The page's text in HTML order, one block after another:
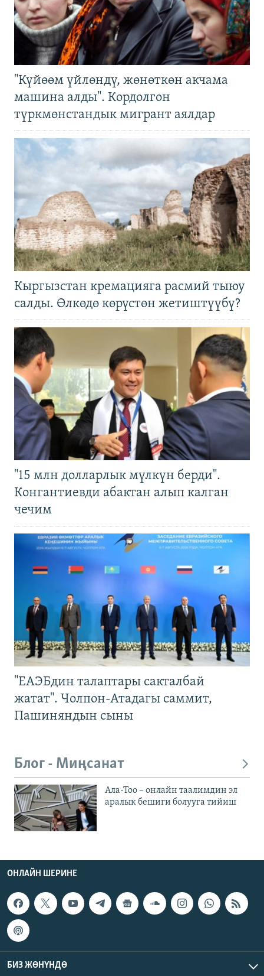
"Күйөөм үйлөндү, жөнөткөн акчама
машина алды". Кордолгон
түркмөнстандык мигрант аялдар
Кыргызстан кремацияга расмий тыюу
салды. Өлкөдө көрүстөн жетиштүүбү?
"15 млн долларлык мүлкүн берди".
Конгантиевди абактан алып калган
чечим
"ЕАЭБдин талаптары сакталбай
жатат". Чолпон-Атадагы саммит,
Пашиняндын сыны
Блог - Миңсанат
Ала-Тоо – онлайн таалимдин эл
аралык бешиги болууга тийиш
ОНЛАЙН ШЕРИНЕ
БИЗ ЖӨНҮНДӨ